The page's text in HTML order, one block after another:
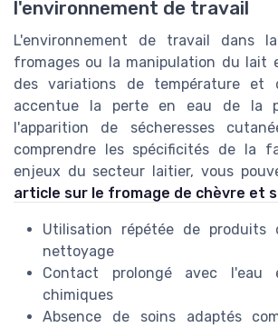
l'environnement de travail
L'environnement de travail dans
fromages ou la manipulation du lait
des variations de température et
accentue la perte en eau de la
l'apparition de sécheresses
comprendre les spécificités de la
enjeux du secteur laitier, vous
article sur le fromage de chèvre et
Utilisation répétée de produits
nettoyage
Contact prolongé avec l'eau
chimiques
Absence de soins adaptés